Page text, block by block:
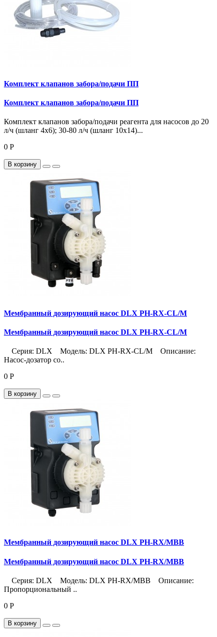
Комплект клапанов забора/подачи ПП
Комплект клапанов забора/подачи ПП
Комплект клапанов забора/подачи реагента для насосов до 20
л/ч (шланг 4х6); 30-80 л/ч (шланг 10х14)...
0 Р
В корзину
Мембранный дозирующий насос DLX PH-RX-CL/M
Мембранный дозирующий насос DLX PH-RX-CL/M
Серия: DLX Модель: DLX PH-RX-CL/M Описание:
Насос-дозатор со..
0 Р
В корзину
Мембранный дозирующий насос DLX PH-RX/MBB
Мембранный дозирующий насос DLX PH-RX/MBB
Серия: DLX Модель: DLX PH-RX/MBB Описание:
Пропорциональный ..
0 Р
В корзину